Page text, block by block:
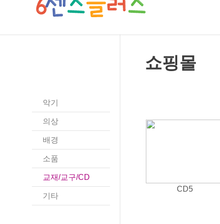
악기
의상
배경
소품
교재/교구/CD
기타
쇼핑몰
CD5